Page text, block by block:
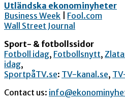
Utländska ekonominyheter
Business Week
Fool.com
Wall Street Journal
Sport- & fotbollssidor
Fotboll idag, Fotbollsnytt,
idag,
SportpåTV.se: TV-kanal.se,
Contact us: